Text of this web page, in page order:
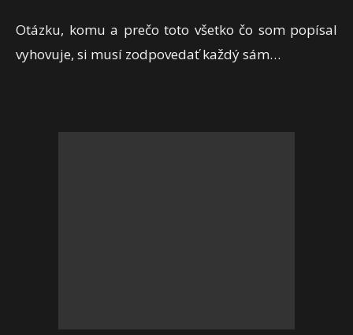
Otázku, komu a prečo toto všetko čo som popísal
vyhovuje, si musí zodpovedať každý sám…